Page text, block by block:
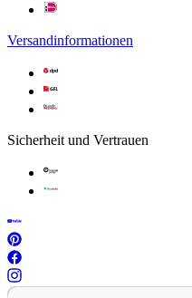
Versandinformationen
Sicherheit und Vertrauen